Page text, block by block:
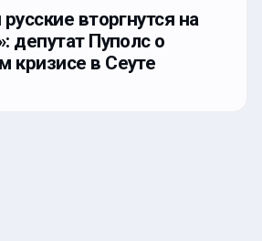
вторгнутся на
депутат Пуполс о
кризисе в Сеуте